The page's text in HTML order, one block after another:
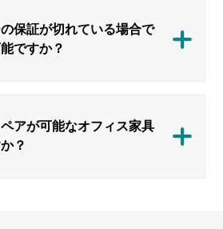
保証が切れている場合で
ですか？
アが可能なオフィス家具
？